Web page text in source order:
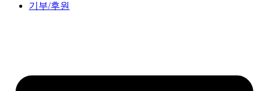
기부/후원